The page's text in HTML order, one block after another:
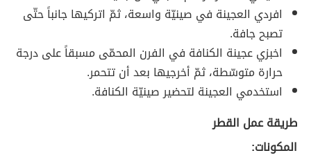
افردي العجينة في صينيّة واسعة، ثمّ اتركيها جانباً حتّى
تصبح جافة.
اخبزي عجينة الكنافة في الفرن المحمّى مسبقاً على درجة
حرارة متوسّطة، ثمّ أخرجيها بعد أن تتحمر.
استخدمي العجينة لتحضير صينيّة الكنافة.
طريقة عمل القطر
المكونات: